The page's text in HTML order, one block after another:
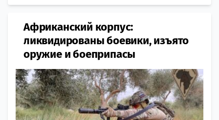
Африканский корпус:
ликвидированы боевики, изъято
оружие и боеприпасы